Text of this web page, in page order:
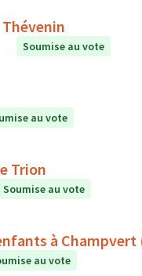
Soumise au vote
au vote
Trion
Soumise au vote
à Champvert
au vote